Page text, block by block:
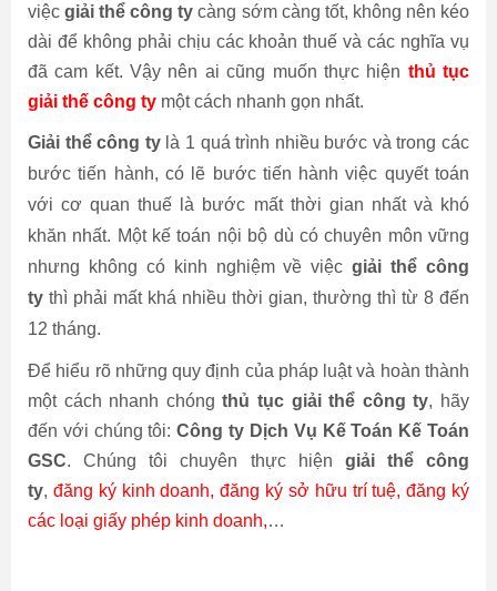
Chế độ kế toán
việcgiải thể công ty càng sớm càng tốt, không nên kéo
dài để không phải chịu các khoản thuế và các nghĩa vụ
đã cam kết. Vậy nên ai cũng muốn thực hiện thủ tục
giải thế công ty một cách nhanh gọn nhất.
Giải thể công tylà 1 quá trình nhiều bước và trong các
bước tiến hành, có lẽ bước tiến hành việc quyết toán
với cơ quan thuế là bước mất thời gian nhất và khó
khăn nhất. Một kế toán nội bộ dù có chuyên môn vững
nhưng không có kinh nghiệm về việc giải thể công
ty thì phải mất khá nhiều thời gian, thường thì từ 8 đến
12 tháng.
Để hiểu rõ những quy định của pháp luật và hoàn thành
một cách nhanh chóngthủ tục giải thể công ty, hãy
đến với chúng tôi:Công ty Dịch Vụ Kế Toán Kế Toán
GSC. Chúng tôi chuyên thực hiện giải thể công
ty, đăng ký kinh doanh, đăng ký sở hữu trí tuệ, đăng ký
các loại giấy phép kinh doanh,…